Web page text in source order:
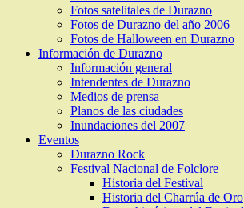
Fotos satelitales de Durazno
Fotos de Durazno del año 2006
Fotos de Halloween en Durazno
Información de Durazno
Información general
Intendentes de Durazno
Medios de prensa
Planos de las ciudades
Inundaciones del 2007
Eventos
Durazno Rock
Festival Nacional de Folclore
Historia del Festival
Historia del Charrúa de Oro